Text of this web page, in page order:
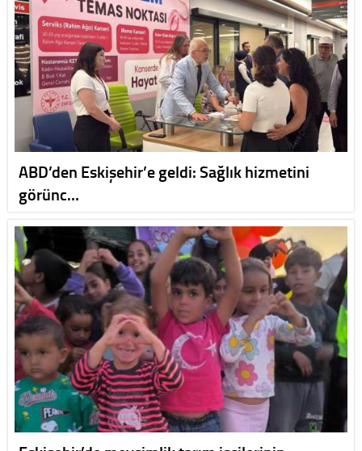
ABD’den Eskişehir’e geldi: Sağlık hizmetini
görünc…